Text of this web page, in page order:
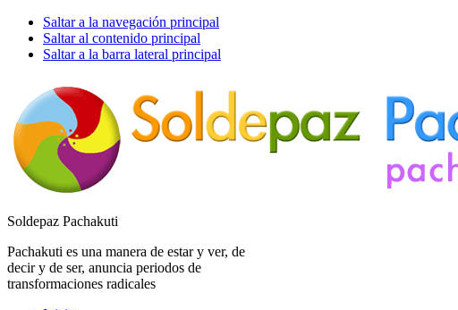
Saltar a la navegación principal
Saltar al contenido principal
Saltar a la barra lateral principal
Soldepaz Pachakuti
Pachakuti es una manera de estar y ver, de
decir y de ser, anuncia periodos de
transformaciones radicales